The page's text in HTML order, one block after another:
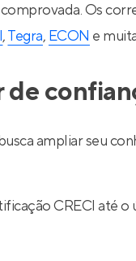
Os
,Tegra, ECON e
de
ampliar seu
CRECI até